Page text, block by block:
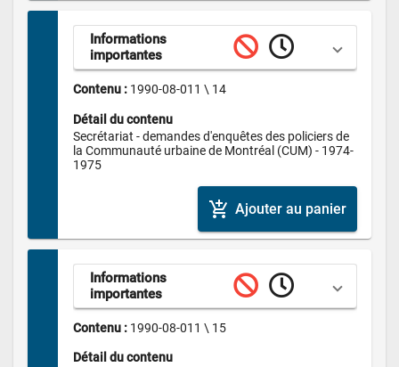
Informations
importantes
Contenu : 1990-08-011 \ 14
Détail du contenu
Secrétariat - demandes d'enquêtes des policiers de
la Communauté urbaine de Montréal (CUM) - 1974-
1975
add_shopping_cart Ajouter au panier
Informations
importantes
Contenu : 1990-08-011 \ 15
Détail du contenu